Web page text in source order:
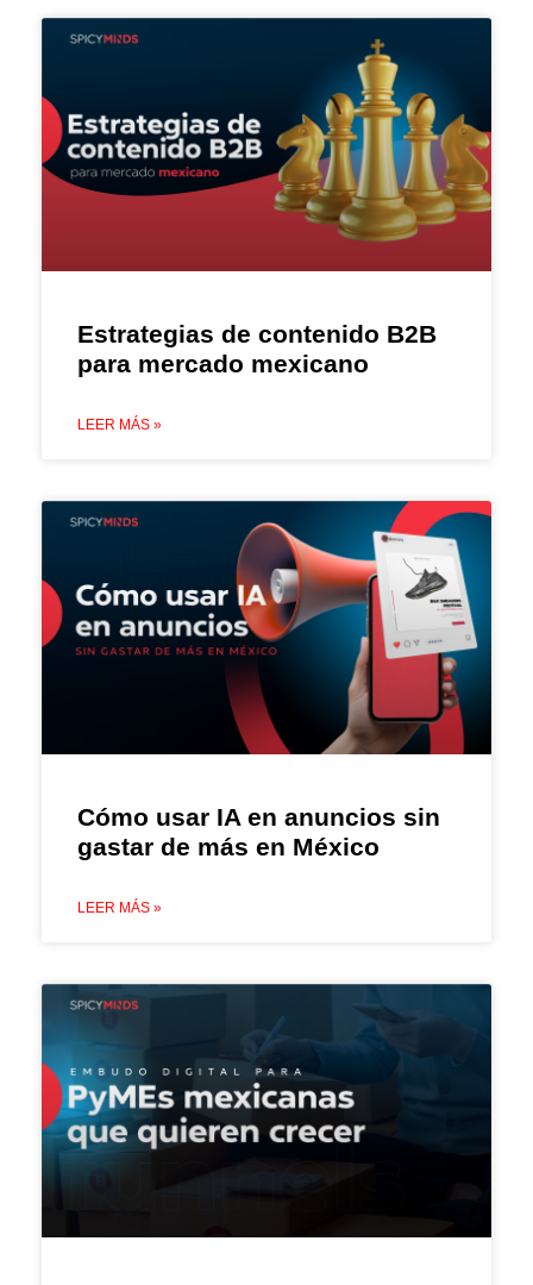
Estrategias de contenido B2B
para mercado mexicano
LEER MÁS »
Cómo usar IA en anuncios sin
gastar de más en México
LEER MÁS »